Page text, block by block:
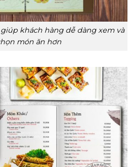
khách hàng dễ dàng xem và
món ăn hơn